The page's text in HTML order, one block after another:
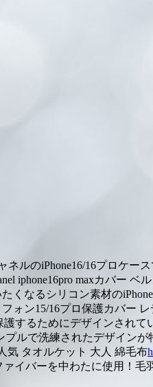
ルのiPhone16/16プロケー
iphone16pro maxカバー ベ
くなるシリコン素材の
ォン15/16プロ保護カバー
護するためにデザインされ
ルで洗練されたデザインが
気 タオルケット 大人 綿毛布
イバーを中わたに使用！毛